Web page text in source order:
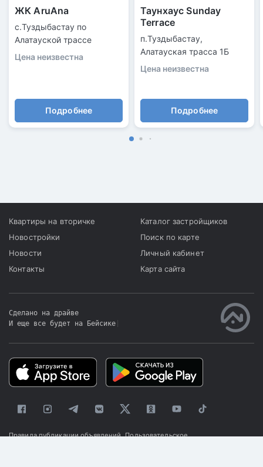
ЖК AruAna
с.Туздыбастау по
Алатауской трассе
Цена неизвестна
Подробнее
Таунхаус Sunday
Terrace
п.Туздыбастау, ​
Алатауская трасса 1Б
Цена неизвестна
Подробнее
Квартиры на вторичке
Новостройки
Новости
Контакты
Каталог застройщиков
Поиск по карте
Личный кабинет
Карта сайта
Сделано на драйве
И еще все будет на Бейсике
Правила публикации объявлений Пользовательское